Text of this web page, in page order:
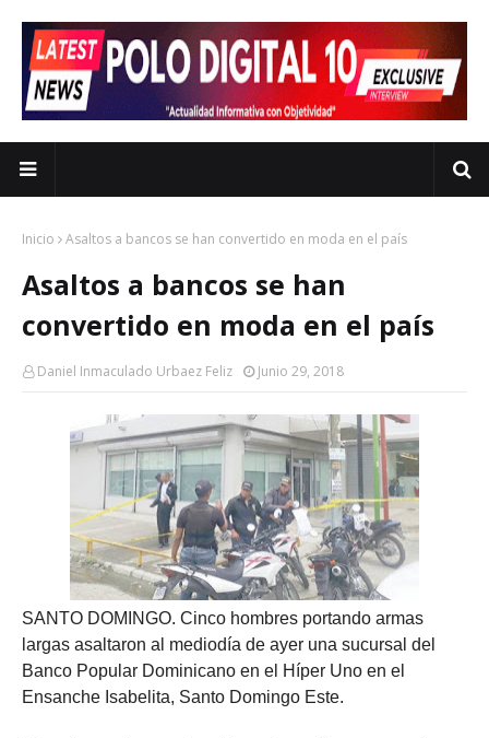
Inicio Asaltos a bancos se han convertido en moda en el país
Asaltos a bancos se han
convertido en moda en el país
Daniel Inmaculado Urbaez Feliz Junio 29, 2018
SANTO DOMINGO. Cinco hombres portando armas
largas asaltaron al mediodía de ayer una sucursal del
Banco Popular Dominicano en el Híper Uno en el
Ensanche Isabelita, Santo Domingo Este.